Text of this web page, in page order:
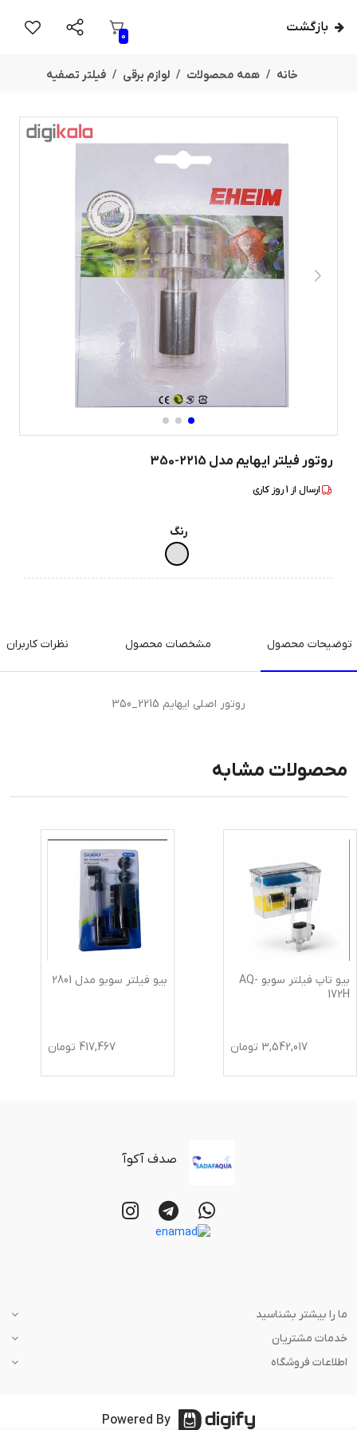
بازگشت
0
خانه همه محصولات لوازم برقی فیلتر تصفیه
روتور فیلتر ایهایم مدل 2215-350
ارسال از 1روز کاری
رنگ
توضیحات محصول مشخصات محصول نظرات کاربران
روتور اصلی ایهایم 2215_350
محصولات مشابه
بیو تاپ فیلتر سوبو AQ-
172H
3,542,017 تومان
بیو فیلتر سوبو مدل 2801
417,467 تومان
صدف آکوآ
ما را بیشتر بشناسید
خدمات مشتریان
اطلاعات فروشگاه
Powered By